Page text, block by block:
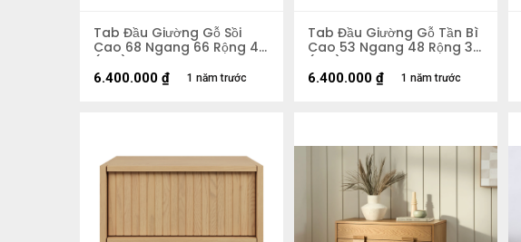
Tab Đầu Giường Gỗ Sồi
Cao 68 Ngang 66 Rộng 45
(cm)
1 năm trước
6.400.000 ₫
Tab Đầu Giường Gỗ Tần Bì
Cao 53 Ngang 48 Rộng 38
(cm)
1 năm trước
6.400.000 ₫